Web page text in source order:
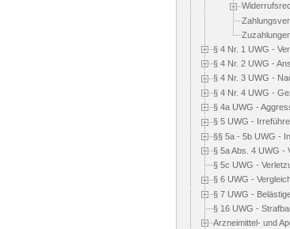
§ 4 Nr. 1 UWG -
§ 4 Nr. 2 UWG -
§ 4 Nr. 3 UWG -
§ 4 Nr. 4 UWG -
§ 4a UWG -
§ 5 UWG -
§§ 5a - 5b UWG -
§ 5a Abs. 4 UWG -
§ 5c UWG -
§ 6 UWG -
§ 7 UWG -
§ 16 UWG -
Arzneimittel- und